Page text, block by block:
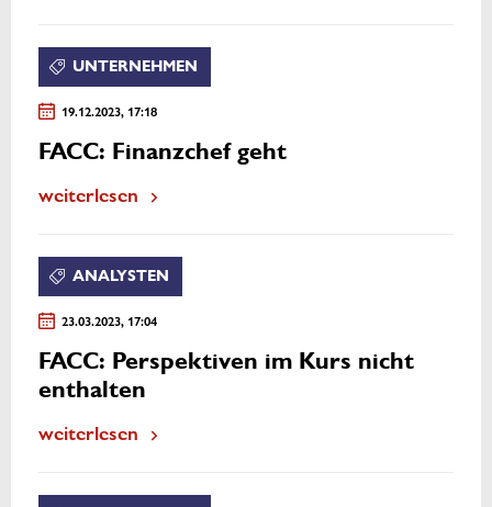
UNTERNEHMEN
19.12.2023, 17:18
FACC: Finanzchef geht
weiterlesen
ANALYSTEN
23.03.2023, 17:04
FACC: Perspektiven im Kurs nicht
enthalten
weiterlesen